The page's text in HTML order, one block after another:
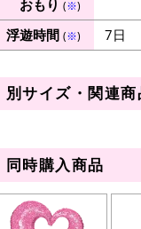
おもり (※)
浮遊時間 (※) 7日
別サイズ・関連商
同時購入商品